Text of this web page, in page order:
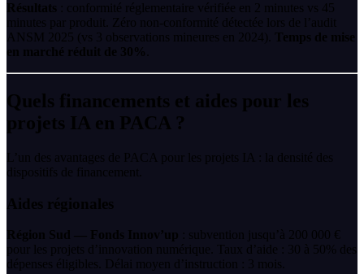
Résultats : conformité réglementaire vérifiée en 2 minutes vs 45
minutes par produit. Zéro non-conformité détectée lors de l’audit
ANSM 2025 (vs 3 observations mineures en 2024). Temps de mise
en marché réduit de 30%
Quels financements et aides pour les
projets IA en PACA ?
L’un des avantages de PACA pour les projets IA : la densité des
dispositifs de financement.
Aides régionales
Région Sud — Fonds Innov’up : subvention jusqu’à 200 000 €
pour les projets d’innovation numérique. Taux d’aide : 30 à 50% des
dépenses éligibles. Délai moyen d’instruction : 3 mois.